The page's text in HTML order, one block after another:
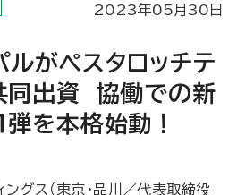
2023年05月30日
ルがペスタロッチテ
同出資 協働での新
を本格始動！
グス（東京・品川／代表取締役